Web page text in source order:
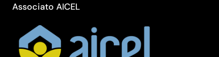
Associato AICEL